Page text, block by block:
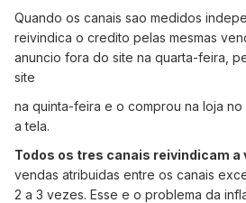
Quando os canais sao medidos
reivindica o credito pelas mesmas
anuncio fora do site na quarta-feira,
site
na quinta-feira e o comprou na loja
a tela.
Todos os tres canais reivindicam a
vendas atribuidas entre os canais
2 a 3 vezes. Esse e o problema da